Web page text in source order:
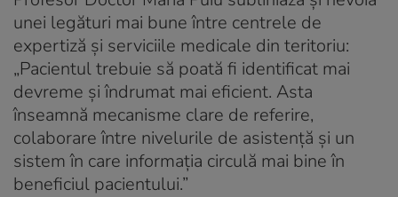
unei legături mai bune între centrele de
expertiză și serviciile medicale din teritoriu:
„Pacientul trebuie să poată fi identificat mai
devreme și îndrumat mai eficient. Asta
înseamnă mecanisme clare de referire,
colaborare între nivelurile de asistență și un
sistem în care informația circulă mai bine în
beneficiul pacientului.”